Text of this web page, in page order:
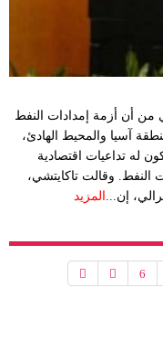
من أن أزمة إمدادات النفط
آسيا والمحيط الهادئ،
له تداعيات اقتصادية
النفط. وقالت تاكايتشي،
إن... المزيد
6